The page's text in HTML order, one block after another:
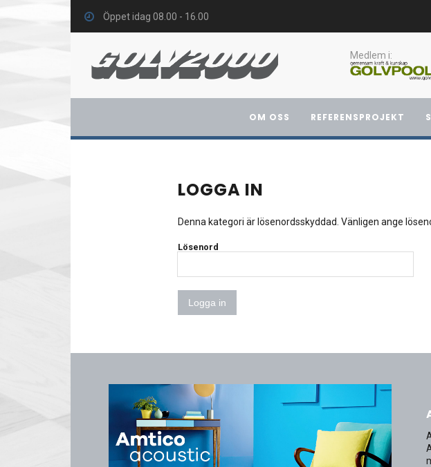
Öppet idag 08.00 - 16.00
Medlem i:
OM OSS REFERENSPROJEKT
LOGGA IN
Denna kategori är lösenordsskyddad. Vänligen ange
Lösenord
Logga in